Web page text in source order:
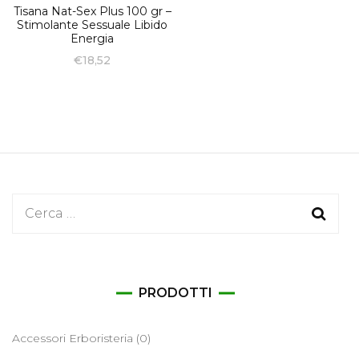
Tisana Nat-Sex Plus 100 gr –
Stimolante Sessuale Libido
Energia
€18,52
Ricerca
PRODOTTI
Accessori Erboristeria (0)